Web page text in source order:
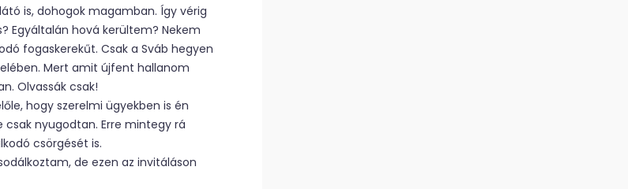
is, dohogok magamban. Így vérig
Egyáltalán hová kerültem? Nekem
fogaskerekűt. Csak a Sváb hegyen
Mert amit újfent hallanom
Olvassák csak!
hogy szerelmi ügyekben is én
nyugodtan. Erre mintegy rá
csörgését is.
de ezen az invitáláson